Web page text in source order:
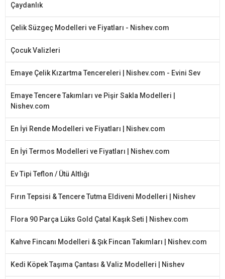
Çaydanlık
Çelik Süzgeç Modelleri ve Fiyatları - Nishev.com
Çocuk Valizleri
Emaye Çelik Kızartma Tencereleri | Nishev.com - Evini Sev
Emaye Tencere Takımları ve Pişir Sakla Modelleri |
Nishev.com
En İyi Rende Modelleri ve Fiyatları | Nishev.com
En İyi Termos Modelleri ve Fiyatları | Nishev.com
Ev Tipi Teflon / Ütü Altlığı
Fırın Tepsisi & Tencere Tutma Eldiveni Modelleri | Nishev
Flora 90 Parça Lüks Gold Çatal Kaşık Seti | Nishev.com
Kahve Fincanı Modelleri & Şık Fincan Takımları | Nishev.com
Kedi Köpek Taşıma Çantası & Valiz Modelleri | Nishev